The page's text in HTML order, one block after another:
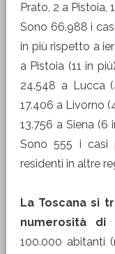
Prato, 2 a Pistoia,
Sono 66.988 i
in più rispetto a
a Pistoia (11 in
24.548 a Lucca
17.406 a Livorno
13.756 a Siena (6
Sono 555 i casi
residenti in altre
La Toscana si
numerosità di
100.000 abitanti